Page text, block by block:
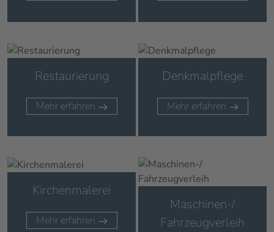
Restaurierung
Mehr erfahren
Denkmalpflege
Mehr erfahren
Kirchenmalerei
Mehr erfahren
Maschinen-/
Fahrzeugverleih